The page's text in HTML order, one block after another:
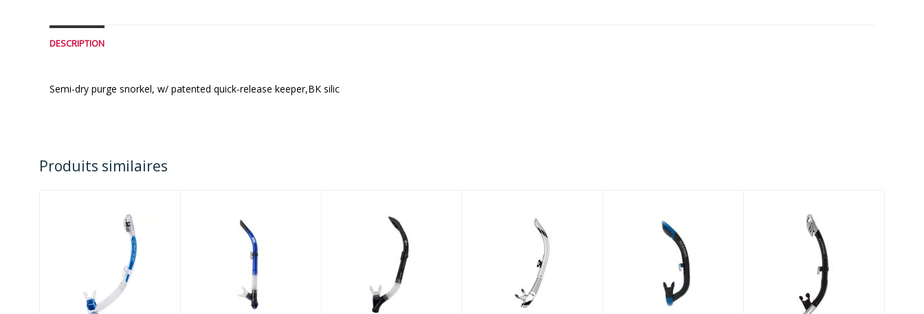
DESCRIPTION
Semi-dry purge snorkel, w/ patented quick-release keeper,BK silic
Produits similaires
ITACA ULTRA
DRY -
CLEAR/BLUE
METAL
SURI STEEL
BLUE
$57.50
Lusca Black
$52.50
SV1 Snorkel,
Clear/Black
$94.95
ULTRA DRY 2
SNORKEL,
BLACK/BLUE
Spectra Dry -
Black/Silver
$99.99